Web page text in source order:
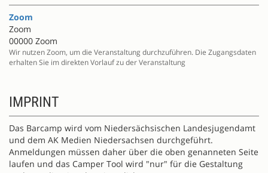
Zoom
Zoom
00000 Zoom
Wir nutzen Zoom, um die Veranstaltung durchzuführen. Die Zugangsdaten
erhalten Sie im direkten Vorlauf zu der Veranstaltung
IMPRINT
Das Barcamp wird vom Niedersächsischen Landesjugendamt
und dem AK Medien Niedersachsen durchgeführt.
Anmeldungen müssen daher über die oben genanneten Seite
laufen und das Camper Tool wird "nur" für die Gestaltung